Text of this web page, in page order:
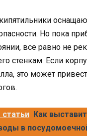
Но пока
все равно не
стенкам. Если
это может
Как
в